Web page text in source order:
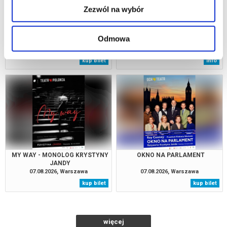
Zezwól na wybór
Odmowa
06.08.2026, Warszawa
kup bilet
06.08.2026, Zakopane
info
MY WAY - MONOLOG KRYSTYNY
JANDY
07.08.2026, Warszawa
kup bilet
OKNO NA PARLAMENT
07.08.2026, Warszawa
kup bilet
więcej